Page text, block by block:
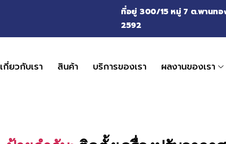
ที่อยู่ 300/15 หมู่ 7 ต.พานท
2592
เกี่ยวกับเรา สินค้า บริการของเรา ผลงานของเรา